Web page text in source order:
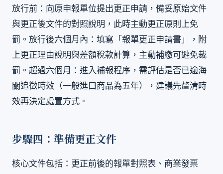
放行前：向原申報單位提出更正申請，備妥原始文件
與更正後文件的對照說明，此時主動更正原則上免
罰。放行後六個月內：填寫「報單更正申請書」，附
上更正理由說明與差額稅款計算，主動補繳可避免裁
罰。超過六個月：進入補報程序，需評估是否已逾海
關追徵時效（一般進口商品為五年），建議先釐清時
效再決定處置方式。
步驟四：準備更正文件
核心文件包括：更正前後的報單對照表、商業發票